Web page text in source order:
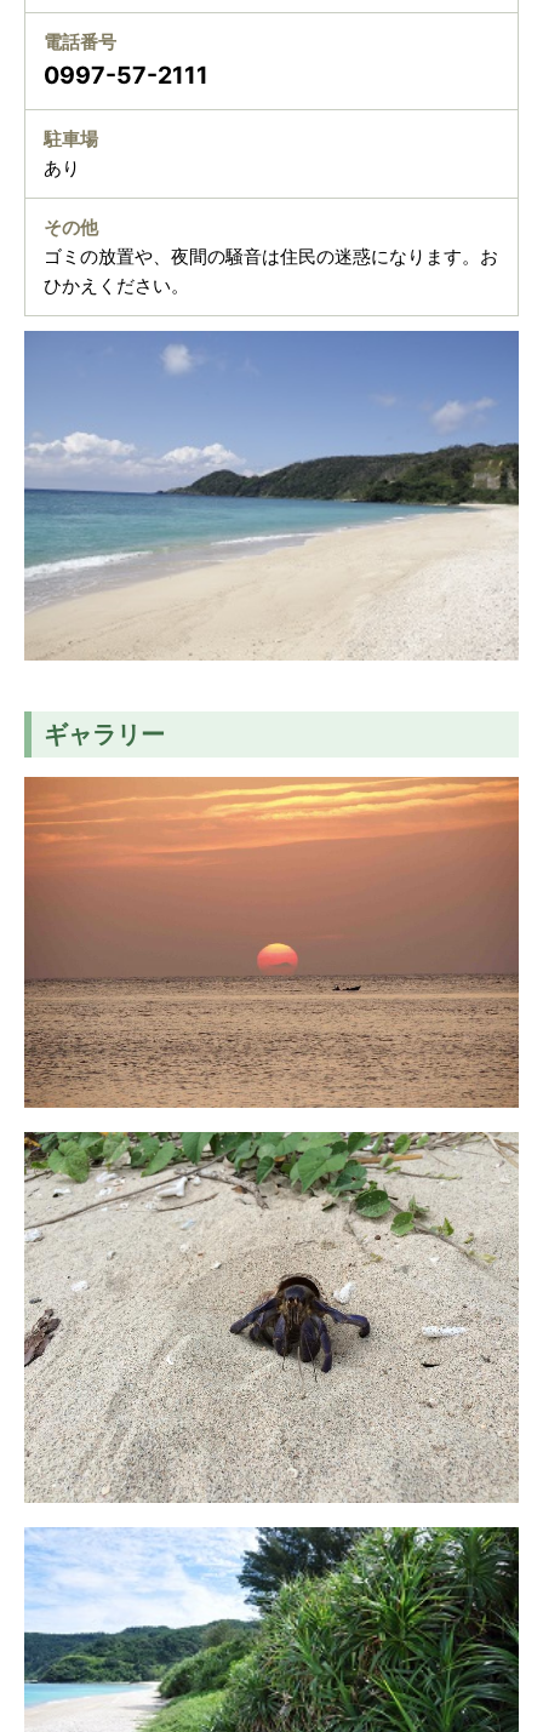
電話番号
0997-57-2111
駐車場
あり
その他
ゴミの放置や、夜間の騒音は住民の迷惑になります。お
ひかえください。
ギャラリー